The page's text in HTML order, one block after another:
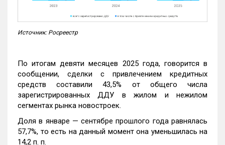
Источник: Росреестр
По итогам девяти месяцев 2025 года, говорится в
сообщении, сделки с привлечением кредитных
средств составили 43,5% от общего числа
зарегистрированных ДДУ в жилом и нежилом
сегментах рынка новостроек.
Доля в январе — сентябре прошлого года равнялась
57,7%, то есть на данный момент она уменьшилась на
14,2 п. п.